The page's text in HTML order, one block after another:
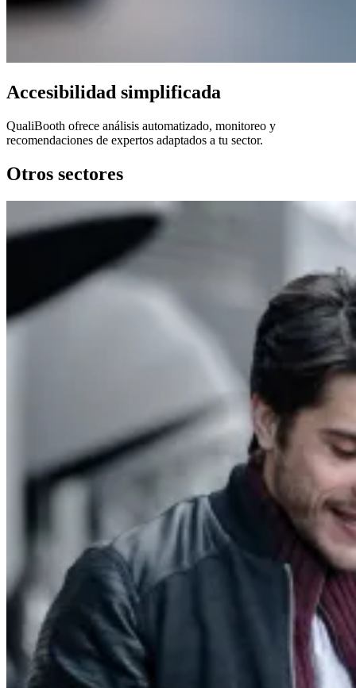
Accesibilidad simplificada
QualiBooth ofrece análisis automatizado, monitoreo y
recomendaciones de expertos adaptados a tu sector.
Otros sectores